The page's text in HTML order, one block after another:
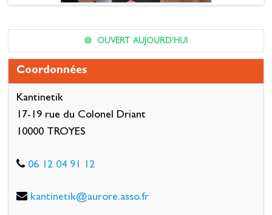
OUVERT AUJOURD'HUI
Coordonnées
Kantinetik
17-19 rue du Colonel Driant
10000 TROYES
06 12 04 91 12
kantinetik@aurore.asso.fr